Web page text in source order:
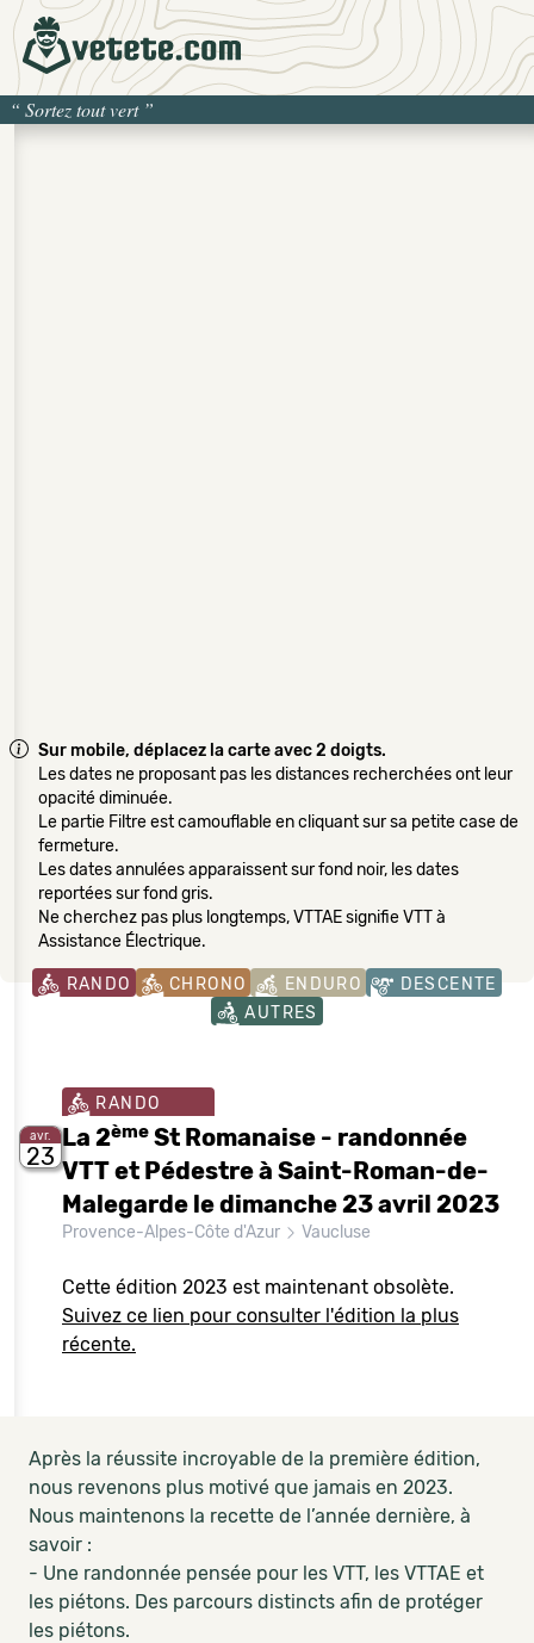
“ Sortez tout vert”
Sur mobile, déplacez la carte avec 2 doigts.
Les dates ne proposant pas les distances recherchées ont leur
opacité diminuée.
Le partie Filtre est camouflable en cliquant sur sa petite case de
fermeture.
Les dates annulées apparaissent sur fond noir, les dates
reportées sur fond gris.
Ne cherchez pas plus longtemps, VTTAE signifie VTT à
Assistance Électrique.
RANDO CHRONO ENDURO
DESCENTE
AUTRES
avr.
23
RANDO
La 2ème St Romanaise - randonnée
VTT et Pédestre à Saint-Roman-de-
Malegarde le dimanche 23 avril 2023
Provence-Alpes-Côte d'Azur Vaucluse
Cette édition 2023 est maintenant obsolète.
Suivez ce lien pour consulter l'édition la plus
récente.
Après la réussite incroyable de la première édition,
nous revenons plus motivé que jamais en 2023.
Nous maintenons la recette de l’année dernière, à
savoir :
- Une randonnée pensée pour les VTT, les VTTAE et
les piétons. Des parcours distincts afin de protéger
les piétons.